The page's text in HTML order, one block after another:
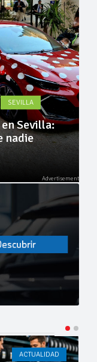
SEVILLA
Sevilla:
nadie
ACTUALIDAD